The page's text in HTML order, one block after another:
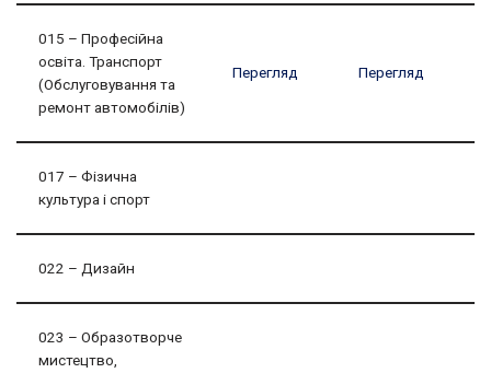
015 – Професійна
освіта. Транспорт
(Обслуговування та
ремонт автомобілів)
Перегляд Перегляд
017 – Фізична
культура і спорт
022 – Дизайн
023 – Образотворче
мистецтво,